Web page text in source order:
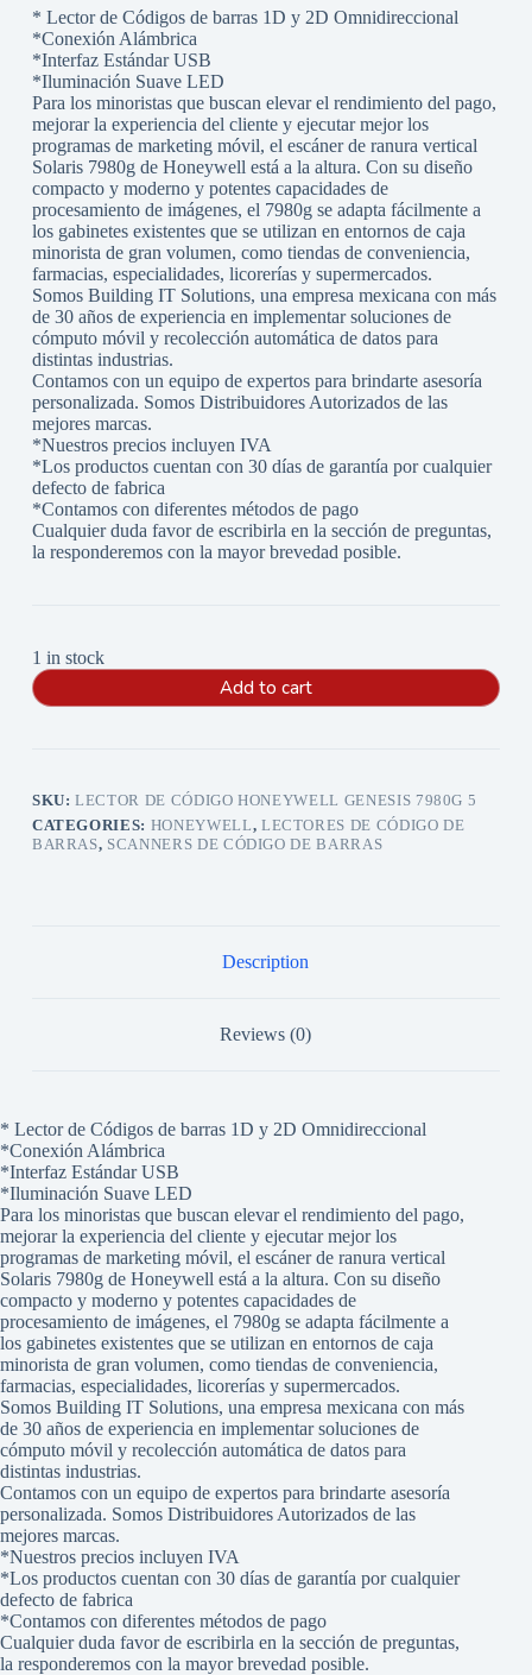
* Lector de Códigos de barras 1D y 2D Omnidireccional
*Conexión Alámbrica
*Interfaz Estándar USB
*Iluminación Suave LED
Para los minoristas que buscan elevar el rendimiento del pago,
mejorar la experiencia del cliente y ejecutar mejor los
programas de marketing móvil, el escáner de ranura vertical
Solaris 7980g de Honeywell está a la altura. Con su diseño
compacto y moderno y potentes capacidades de
procesamiento de imágenes, el 7980g se adapta fácilmente a
los gabinetes existentes que se utilizan en entornos de caja
minorista de gran volumen, como tiendas de conveniencia,
farmacias, especialidades, licorerías y supermercados.
Somos Building IT Solutions, una empresa mexicana con más
de 30 años de experiencia en implementar soluciones de
cómputo móvil y recolección automática de datos para
distintas industrias.
Contamos con un equipo de expertos para brindarte asesoría
personalizada. Somos Distribuidores Autorizados de las
mejores marcas.
*Nuestros precios incluyen IVA
*Los productos cuentan con 30 días de garantía por cualquier
defecto de fabrica
*Contamos con diferentes métodos de pago
Cualquier duda favor de escribirla en la sección de preguntas,
la responderemos con la mayor brevedad posible.
1 in stock
Add to cart
SKU:LECTOR DE CÓDIGO HONEYWELL GENESIS 7980G 5
CATEGORIES: HONEYWELL, LECTORES DE CÓDIGO DE
BARRAS, SCANNERS DE CÓDIGO DE BARRAS
Description
Reviews (0)
* Lector de Códigos de barras 1D y 2D Omnidireccional
*Conexión Alámbrica
*Interfaz Estándar USB
*Iluminación Suave LED
Para los minoristas que buscan elevar el rendimiento del pago,
mejorar la experiencia del cliente y ejecutar mejor los
programas de marketing móvil, el escáner de ranura vertical
Solaris 7980g de Honeywell está a la altura. Con su diseño
compacto y moderno y potentes capacidades de
procesamiento de imágenes, el 7980g se adapta fácilmente a
los gabinetes existentes que se utilizan en entornos de caja
minorista de gran volumen, como tiendas de conveniencia,
farmacias, especialidades, licorerías y supermercados.
Somos Building IT Solutions, una empresa mexicana con más
de 30 años de experiencia en implementar soluciones de
cómputo móvil y recolección automática de datos para
distintas industrias.
Contamos con un equipo de expertos para brindarte asesoría
personalizada. Somos Distribuidores Autorizados de las
mejores marcas.
*Nuestros precios incluyen IVA
*Los productos cuentan con 30 días de garantía por cualquier
defecto de fabrica
*Contamos con diferentes métodos de pago
Cualquier duda favor de escribirla en la sección de preguntas,
la responderemos con la mayor brevedad posible.